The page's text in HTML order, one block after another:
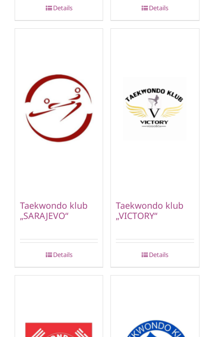
Details Details
Taekwondo klub
„SARAJEVO“
Details
Taekwondo klub
„VICTORY“
Details